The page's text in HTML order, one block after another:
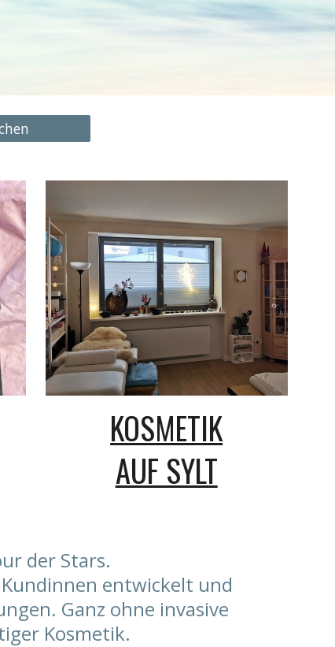
KOSMETIK
AUF SYLT
der Stars.
entwickelt und
Ganz ohne invasive
Kosmetik.